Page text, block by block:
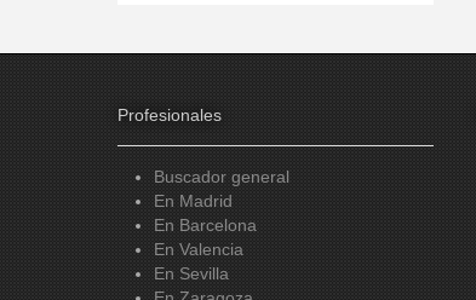
Profesionales
Buscador general
En Madrid
En Barcelona
En Valencia
En Sevilla